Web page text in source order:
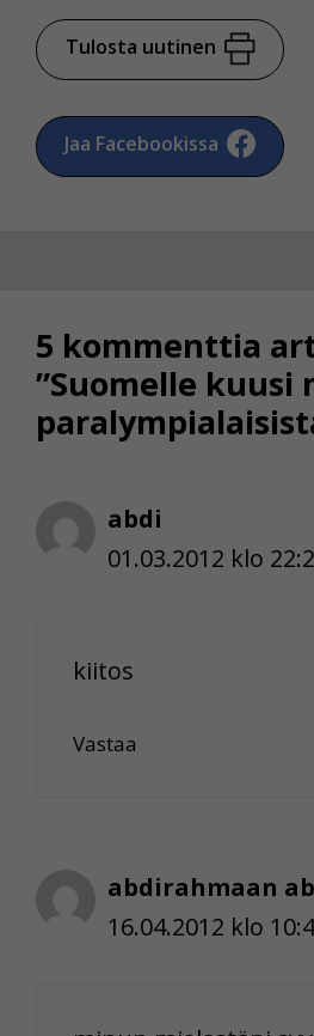
Tulosta uutinen
Jaa Facebookissa
5 kommenttia
”Suomelle kuusi
abdi
01.03.2012 klo
kiitos
Vastaa
abdirahmaan
16.04.2012 klo